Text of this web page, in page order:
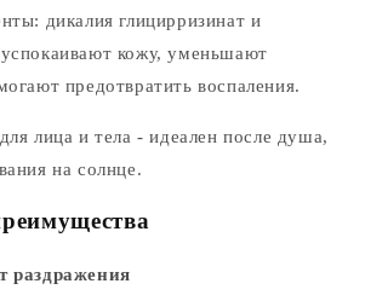
дикалия глицирризинат и
кожу, уменьшают
предотвратить воспаления.
лица и тела - идеален после душа,
на солнце.
раздражения